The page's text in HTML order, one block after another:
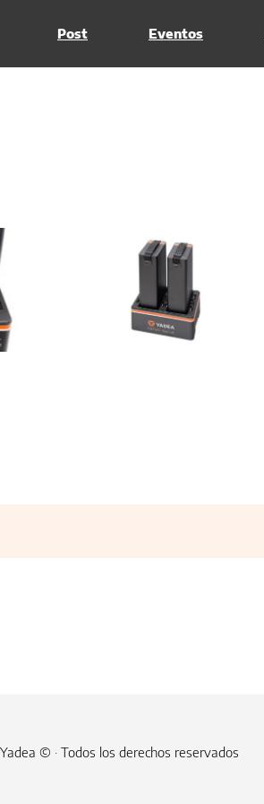
Post Eventos
Yadea © · Todos los derechos reservados